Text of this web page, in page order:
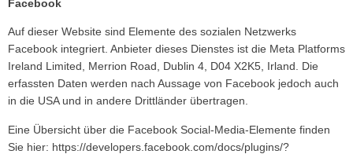
Facebook
Auf dieser Website sind Elemente des sozialen Netzwerks
Facebook integriert. Anbieter dieses Dienstes ist die Meta Platforms
Ireland Limited, Merrion Road, Dublin 4, D04 X2K5, Irland. Die
erfassten Daten werden nach Aussage von Facebook jedoch auch
in die USA und in andere Drittländer übertragen.
Eine Übersicht über die Facebook Social-Media-Elemente finden
Sie hier: https://developers.facebook.com/docs/plugins/?